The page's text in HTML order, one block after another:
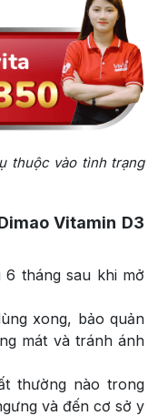
thuộc vào tình trạng
Vitamin D3
tháng sau khi mở
xong, bảo quản
mát và tránh ánh
thường nào trong
và đến cơ sở y